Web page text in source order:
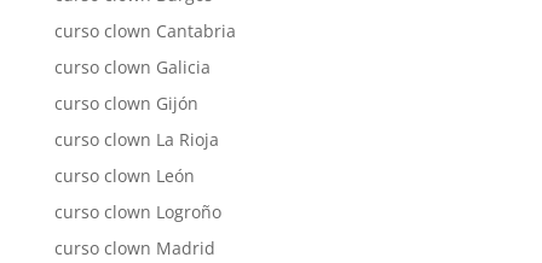
curso clown Cantabria
curso clown Galicia
curso clown Gijón
curso clown La Rioja
curso clown León
curso clown Logroño
curso clown Madrid